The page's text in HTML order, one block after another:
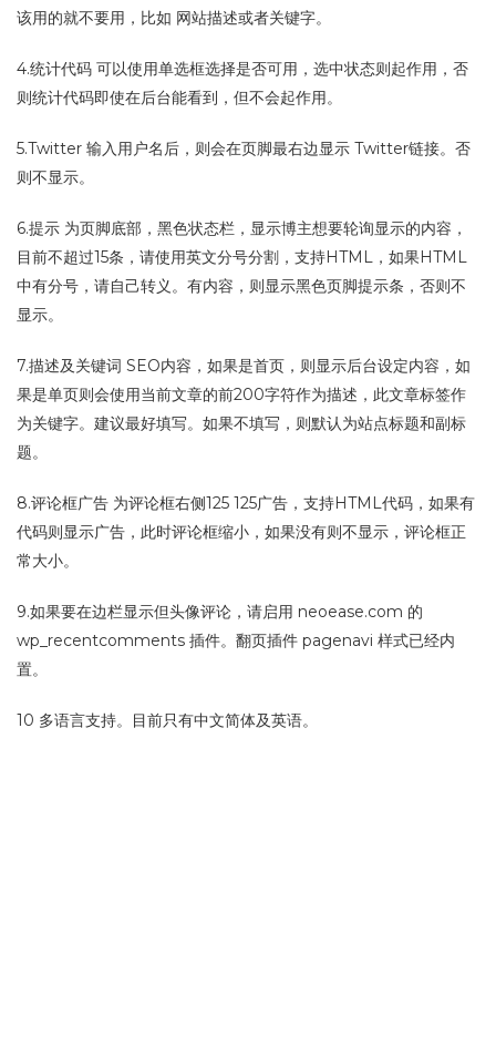
该用的就不要用，比如 网站描述或者关键字。
4.统计代码 可以使用单选框选择是否可用，选中状态则起作用，否
则统计代码即使在后台能看到，但不会起作用。
5.Twitter 输入用户名后，则会在页脚最右边显示 Twitter链接。否
则不显示。
6.提示 为页脚底部，黑色状态栏，显示博主想要轮询显示的内容，
目前不超过15条，请使用英文分号分割，支持HTML，如果HTML
中有分号，请自己转义。有内容，则显示黑色页脚提示条，否则不
显示。
7.描述及关键词 SEO内容，如果是首页，则显示后台设定内容，如
果是单页则会使用当前文章的前200字符作为描述，此文章标签作
为关键字。建议最好填写。如果不填写，则默认为站点标题和副标
题。
8.评论框广告 为评论框右侧125 125广告，支持HTML代码，如果有
代码则显示广告，此时评论框缩小，如果没有则不显示，评论框正
常大小。
9.如果要在边栏显示但头像评论，请启用 neoease.com 的
wp_recentcomments 插件。翻页插件 pagenavi 样式已经内
置。
10 多语言支持。目前只有中文简体及英语。